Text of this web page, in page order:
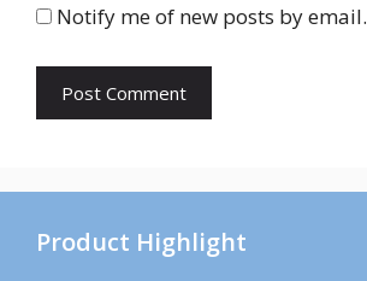
Notify me of new posts by email.
Product Highlight